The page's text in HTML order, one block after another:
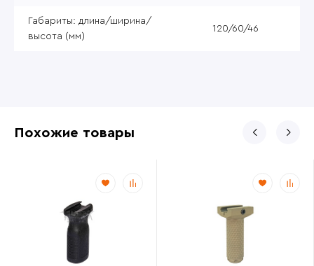
Габариты: длина/ширина/
высота (мм)
120/60/46
Похожие товары